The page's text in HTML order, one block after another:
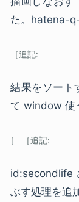
た。 hatena-
結果をソート
て window 使
id:secondlife
ぶす処理を追